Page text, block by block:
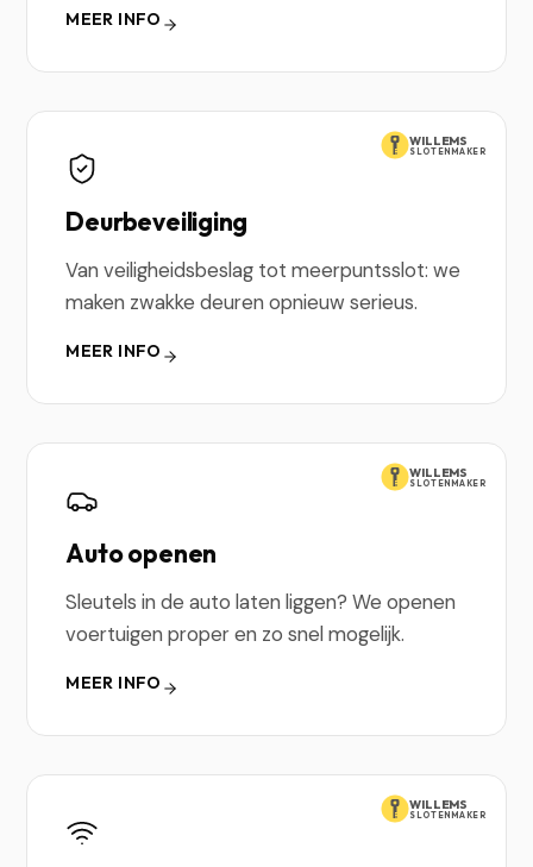
MEER INFO
WILLEMS
SLOTENMAKER
Deurbeveiliging
Van veiligheidsbeslag tot meerpuntsslot: we
maken zwakke deuren opnieuw serieus.
MEER INFO
WILLEMS
SLOTENMAKER
Auto openen
Sleutels in de auto laten liggen? We openen
voertuigen proper en zo snel mogelijk.
MEER INFO
WILLEMS
SLOTENMAKER